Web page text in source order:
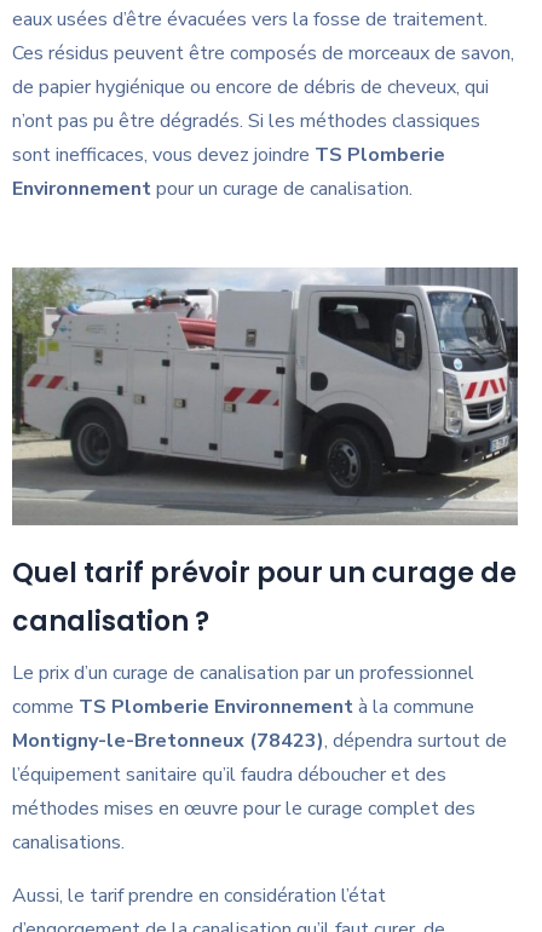
eaux usées d’être évacuées vers la fosse de traitement.
Ces résidus peuvent être composés de morceaux de savon,
de papier hygiénique ou encore de débris de cheveux, qui
n’ont pas pu être dégradés. Si les méthodes classiques
sont inefficaces, vous devez joindre TS Plomberie
Environnementpour un curage de canalisation.
Quel tarif prévoir pour un curage de
canalisation ?
Le prix d’un curage de canalisation par un professionnel
comme TS Plomberie Environnementà la commune
Montigny-le-Bretonneux (78423), dépendra surtout de
l’équipement sanitaire qu’il faudra déboucher et des
méthodes mises en œuvre pour le curage complet des
canalisations.
Aussi, le tarif prendre en considération l’état